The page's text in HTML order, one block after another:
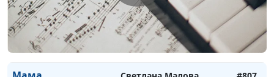
Ты плачешь,
Господи
Светлана Малова #809
Выбери жизнь Светлана Малова #808